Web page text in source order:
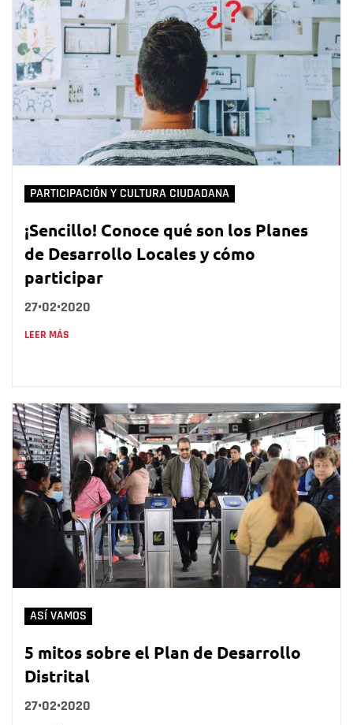
PARTICIPACIÓN Y CULTURA CIUDADANA
¡Sencillo! Conoce qué son los Planes
de Desarrollo Locales y cómo
participar
27•02•2020
LEER MÁS
ASÍ VAMOS
5 mitos sobre el Plan de Desarrollo
Distrital
27•02•2020